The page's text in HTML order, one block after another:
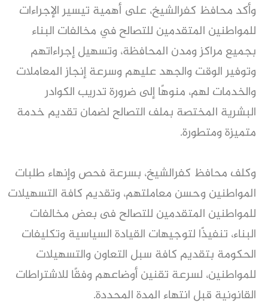
وأكد محافظ كفرالشيخ، على أهمية تيسير الإجراءات
للمواطنين المتقدمين للتصالح في مخالفات البناء
بجميع مراكز ومدن المحافظة، وتسهيل إجراءاتهم
وتوفير الوقت والجهد عليهم وسرعة إنجاز المعاملات
والخدمات لهم، منوهًا إلى ضرورة تدريب الكوادر
البشرية المختصة بملف التصالح لضمان تقديم خدمة
متميزة ومتطورة.
وكلف محافظ كفرالشيخ، بسرعة فحص وإنهاء طلبات
المواطنين وحسن معاملتهم، وتقديم كافة التسهيلات
للمواطنين المتقدمين للتصالح فى بعض مخالفات
البناء، تنفيذًا لتوجيهات القيادة السياسية وتكليفات
الحكومة بتقديم كافة سبل التعاون والتسهيلات
للمواطنين، لسرعة تقنين أوضاعهم وفقًا للاشتراطات
القانونية قبل انتهاء المدة المحددة.